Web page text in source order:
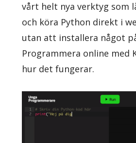
vårt helt nya verktyg som
och köra Python direkt i
utan att installera något
Programmera online med
hur det fungerar.